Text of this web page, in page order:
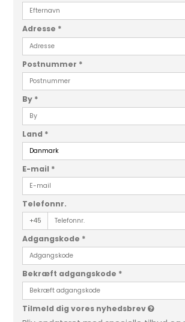
Adresse *
Postnummer *
By *
Land *
E-mail *
Telefonnr.
+45
Adgangskode *
Bekræft adgangskode *
Tilmeld dig vores nyhedsbrev